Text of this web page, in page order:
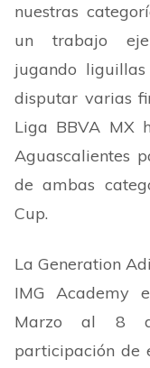
nuestras
un trabajo
jugando
disputar varias
Liga BBVA MX
Aguascalientes
de ambas
Cup.
La Generation
IMG Academy
Marzo al 8
participación de